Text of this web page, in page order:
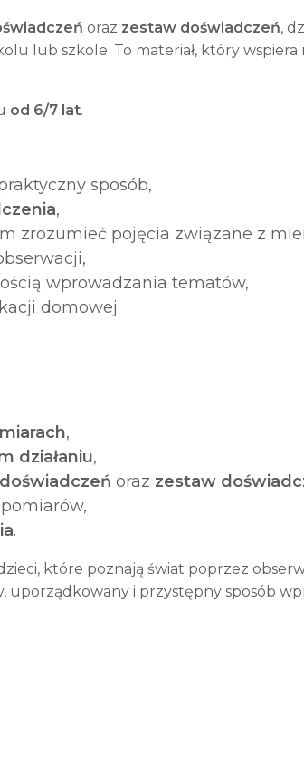
oraz zestaw doświadczeń,
lub szkole. To materiał, który
od 6/7 lat.
sposób,
,
zrozumieć pojęcia związane z
wprowadzania tematów,
domowej.
,
działaniu,
oraz zestaw
.
które poznają świat poprzez
uporządkowany i przystępny sposób